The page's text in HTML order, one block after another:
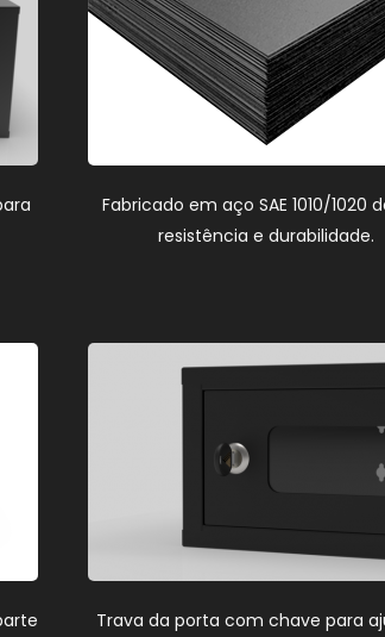
Fabricado em aço SAE 1010/1020
resistência e durabilidade.
Trava da porta com chave para